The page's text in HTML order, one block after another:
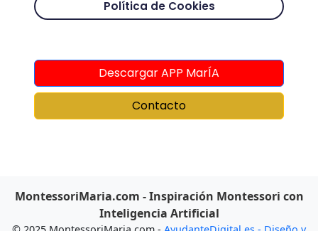
Política de Cookies
Descargar APP MarÍA
Contacto
MontessoriMaria.com - Inspiración Montessori con
Inteligencia Artificial